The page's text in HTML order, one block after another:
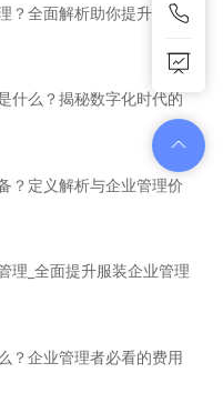
？全面解析助你提升企业
什么？揭秘数字化时代的
？定义解析与企业管理价
理_全面提升服装企业管理
？企业管理者必看的费用